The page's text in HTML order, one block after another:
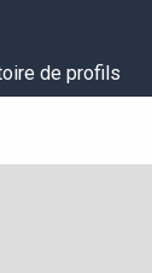
de profils